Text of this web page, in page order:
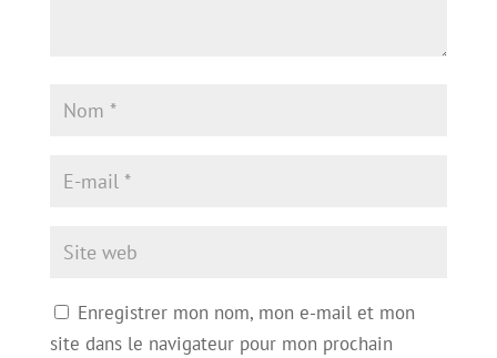
Enregistrer mon nom, mon e-mail et mon
site dans le navigateur pour mon prochain